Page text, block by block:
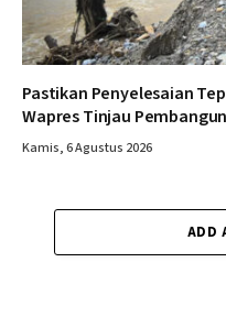
Pastikan Penyelesaian
Wapres Tinjau
Kamis, 6 Agustus 2026
ADD